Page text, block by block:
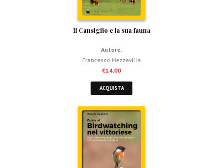
Il Cansiglio e la sua fauna
Autore:
Francesco Mezzavilla
€14,00
ACQUISTA